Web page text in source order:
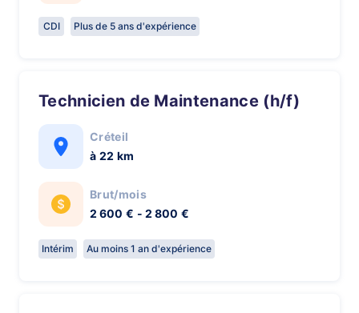
CDI Plus de 5 ans d'expérience
Technicien de Maintenance (h/f)
Créteil
à 22 km
Brut/mois
2 600 € - 2 800 €
Intérim Au moins 1 an d'expérience